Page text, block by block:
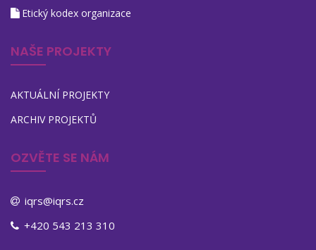
Etický kodex organizace
NAŠE PROJEKTY
AKTUÁLNÍ PROJEKTY
ARCHIV PROJEKTŮ
OZVĚTE SE NÁM
iqrs@iqrs.cz
+420 543 213 310